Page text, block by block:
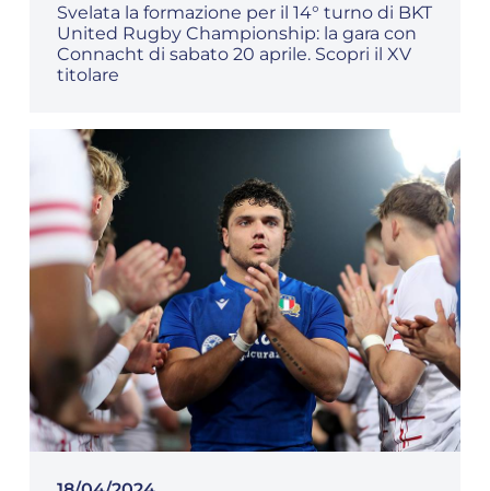
Svelata la formazione per il 14° turno di BKT
United Rugby Championship: la gara con
Connacht di sabato 20 aprile. Scopri il XV
titolare